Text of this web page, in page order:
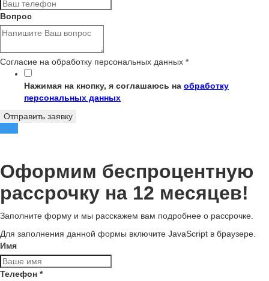
Вопрос
Согласие на обработку персональных данных *
Нажимая на кнопку, я соглашаюсь на обработку
персональных данных
Отправить заявку
Оформим беспроцентную
рассрочку на 12 месяцев!
Заполните форму и мы расскажем вам подробнее о рассрочке.
Для заполнения данной формы включите JavaScript в браузере.
Имя
Телефон *